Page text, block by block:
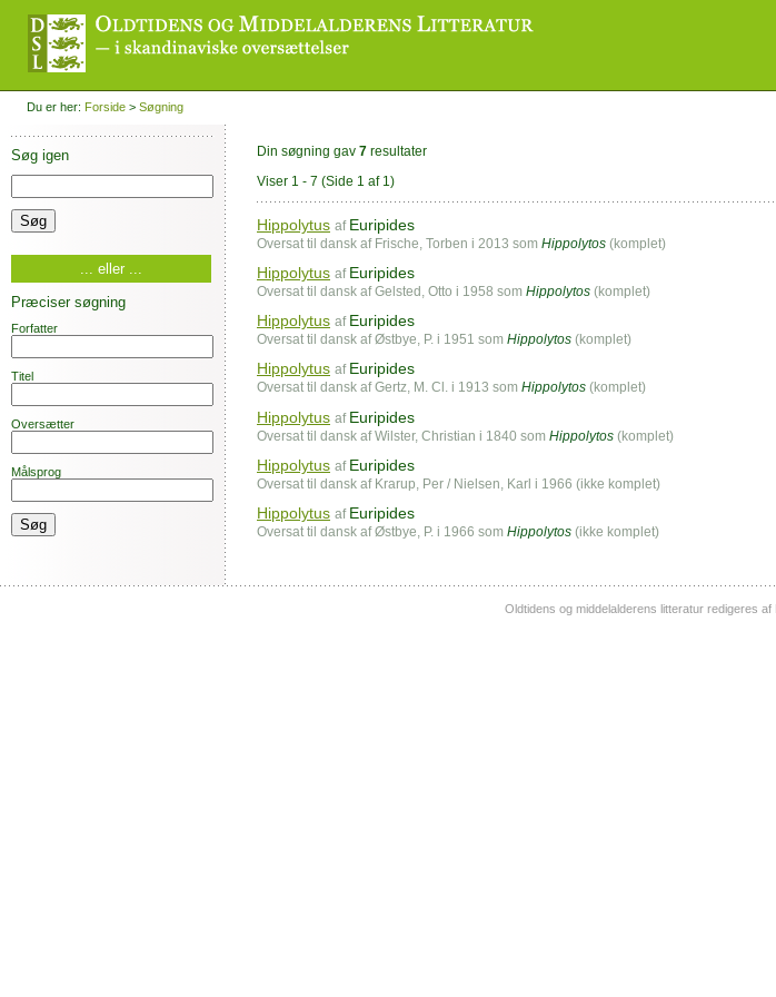
Du er her: Forside > Søgning
Søg igen
... eller ...
Præciser søgning
Forfatter
Titel
Oversætter
Målsprog
Din søgning gav 7 resultater
Viser 1 - 7 (Side 1 af 1)
Hippolytus af Euripides
Oversat til dansk af Frische, Torben i 2013 som Hippolytos (komplet)
Hippolytus af Euripides
Oversat til dansk af Gelsted, Otto i 1958 som Hippolytos (komplet)
Hippolytus af Euripides
Oversat til dansk af Østbye, P. i 1951 som Hippolytos (komplet)
Hippolytus af Euripides
Oversat til dansk af Gertz, M. Cl. i 1913 som Hippolytos (komplet)
Hippolytus af Euripides
Oversat til dansk af Wilster, Christian i 1840 som Hippolytos (komplet)
Hippolytus af Euripides
Oversat til dansk af Krarup, Per / Nielsen, Karl i 1966 (ikke komplet)
Hippolytus af Euripides
Oversat til dansk af Østbye, P. i 1966 som Hippolytos (ikke komplet)
Oldtidens og middelalderens litteratur redigeres af